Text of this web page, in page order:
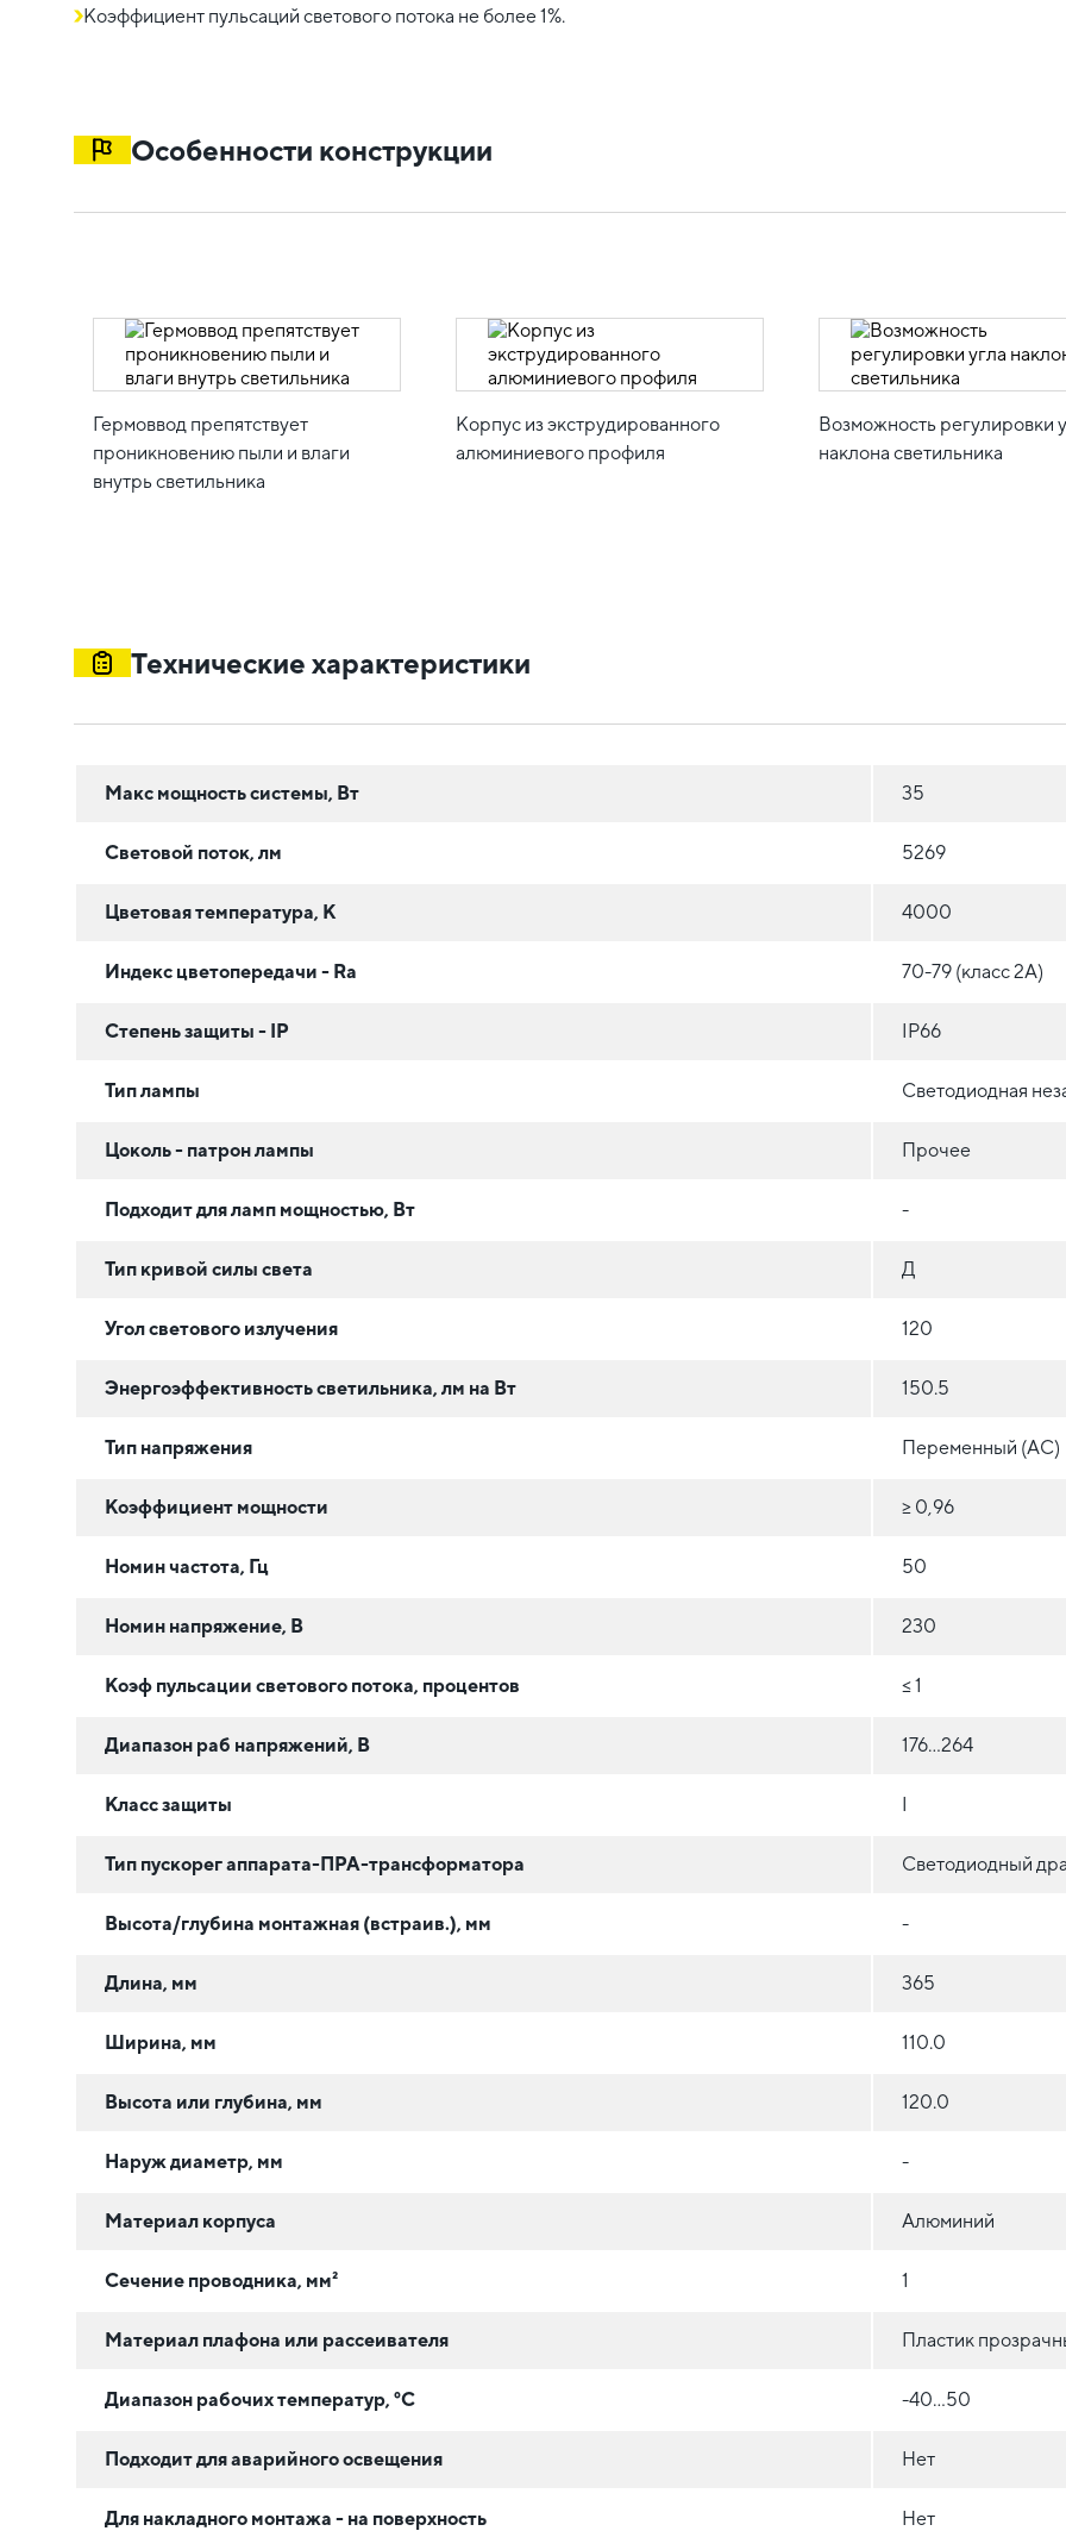
Коэффициент пульсаций светового потока не более 1%.
Особенности конструкции
Гермоввод препятствует
проникновению пыли и влаги
внутрь светильника
Корпус из экструдированного
алюминиевого профиля
Возможность регулировки
наклона светильника
Технические характеристики
Макс мощность системы, Вт 35
Световой поток, лм 5269
Цветовая температура, К 4000
Индекс цветопередачи - Ra 70-79 (класс 2A)
Степень защиты - IP IP66
Тип лампы Светодиодная
Цоколь - патрон лампы Прочее
Подходит для ламп мощностью, Вт -
Тип кривой силы света Д
Угол светового излучения 120
Энергоэффективность светильника, лм на Вт 150.5
Тип напряжения Переменный (AC)
Коэффициент мощности ≥ 0,96
Номин частота, Гц 50
Номин напряжение, В 230
Коэф пульсации светового потока, процентов ≤ 1
Диапазон раб напряжений, В 176...264
Класс защиты
Тип пускорег аппарата-ПРА-трансформатора Светодиодный
Высота/глубина монтажная (встраив.), мм -
Длина, мм 365
Ширина, мм 110.0
Высота или глубина, мм 120.0
Наруж диаметр, мм -
Материал корпуса Алюминий
Сечение проводника, мм² 1
Материал плафона или рассеивателя Пластик
Диапазон рабочих температур, °C -40...50
Подходит для аварийного освещения Нет
Для накладного монтажа - на поверхность Нет